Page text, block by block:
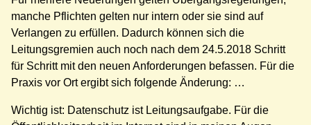
manche Pflichten gelten nur intern oder sie sind auf
Verlangen zu erfüllen. Dadurch können sich die
Leitungsgremien auch noch nach dem 24.5.2018 Schritt
für Schritt mit den neuen Anforderungen befassen. Für die
Praxis vor Ort ergibt sich folgende Änderung: …
Wichtig ist: Datenschutz ist Leitungsaufgabe. Für die